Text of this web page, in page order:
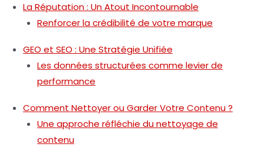
La Réputation : Un Atout Incontournable
Renforcer la crédibilité de votre marque
GEO et SEO : Une Stratégie Unifiée
Les données structurées comme levier de
performance
Comment Nettoyer ou Garder Votre Contenu ?
Une approche réfléchie du nettoyage de
contenu